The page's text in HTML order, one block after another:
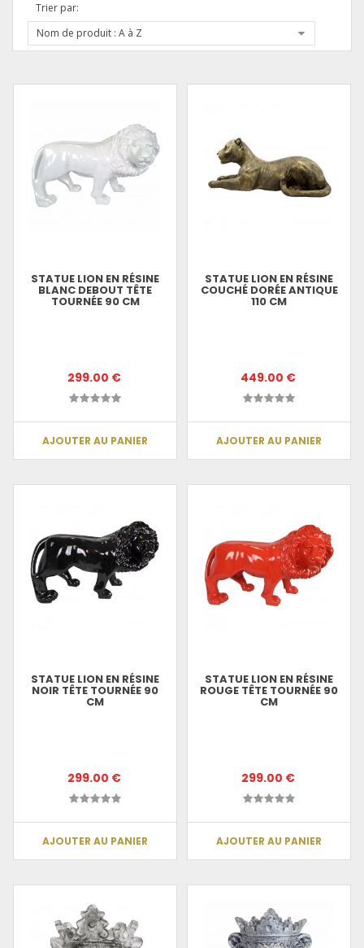
Trier par:
Nom de produit : A à Z
STATUE LION EN RÉSINE
BLANC DEBOUT TÊTE
TOURNÉE 90 CM
299.00 €
AJOUTER AU PANIER
STATUE LION EN RÉSINE
COUCHÉ DORÉE ANTIQUE
110 CM
449.00 €
AJOUTER AU PANIER
STATUE LION EN RÉSINE
NOIR TÊTE TOURNÉE 90
CM
299.00 €
AJOUTER AU PANIER
STATUE LION EN RÉSINE
ROUGE TÊTE TOURNÉE 90
CM
299.00 €
AJOUTER AU PANIER